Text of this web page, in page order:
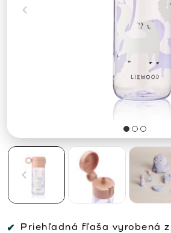
Priehľadná fľaša vyrobená